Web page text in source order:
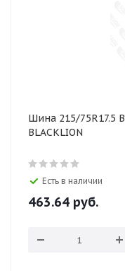
Шина 215/75R17.5
BLACKLION
Есть в наличии
463.64 руб.